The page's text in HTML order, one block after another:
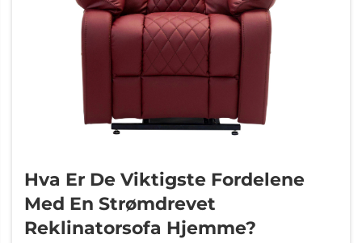
Hva Er De Viktigste Fordelene
Med En Strømdrevet
Reklinatorsofa Hjemme?